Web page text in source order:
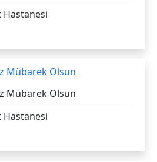
Hastanesi
Mübarek Olsun
Hastanesi